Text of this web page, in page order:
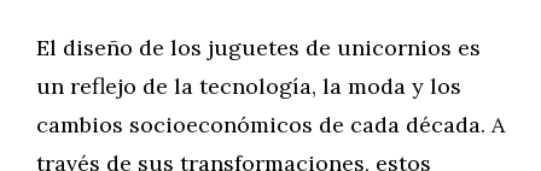
El diseño de los juguetes de unicornios es
un reflejo de la tecnología, la moda y los
cambios socioeconómicos de cada década. A
través de sus transformaciones, estos